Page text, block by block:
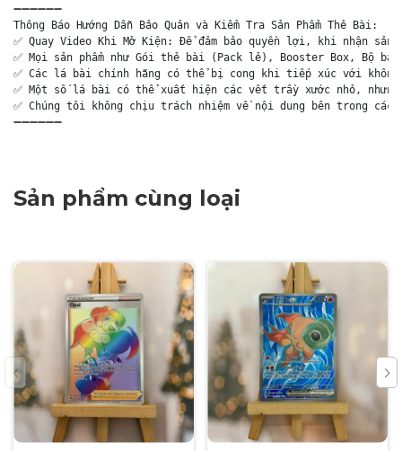
➖➖➖➖➖➖
Thông Báo Hướng Dẫn Bảo Quản và Kiểm Tra Sản Phẩm Thẻ Bài:
✅ Quay Video Khi Mở Kiện: Để đảm bảo quyền lợi, khi nhận
✅ Mọi sản phẩm như Gói thẻ bài (Pack lẻ), Booster Box, Bộ
✅ Các lá bài chính hãng có thể bị cong khi tiếp xúc với
✅ Một số lá bài có thể xuất hiện các vết trầy xước nhỏ,
✅ Chúng tôi không chịu trách nhiệm về nội dung bên trong
➖➖➖➖➖➖
Sản phẩm cùng loại